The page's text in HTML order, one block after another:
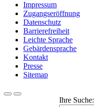
Impressum
Zugangseröffnung
Datenschutz
Barrierefreiheit
Leichte Sprache
Gebärdensprache
Kontakt
Presse
Sitemap
Ihre Suche: